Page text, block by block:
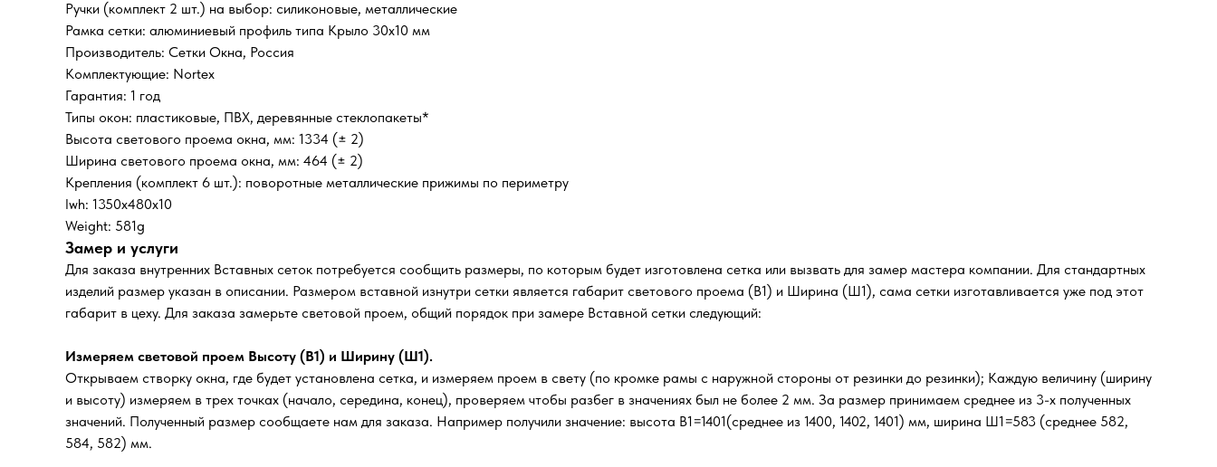
Ручки (комплект 2 шт.) на выбор: силиконовые, металлические
Рамка сетки: алюминиевый профиль типа Крыло 30х10 мм
Производитель: Сетки Окна, Россия
Комплектующие: Nortex
Гарантия: 1 год
Типы окон: пластиковые, ПВХ, деревянные стеклопакеты*
Высота светового проема окна, мм: 1334 (± 2)
Ширина светового проема окна, мм: 464 (± 2)
Крепления (комплект 6 шт.): поворотные металлические прижимы по периметру
lwh: 1350x480x10
Weight: 581g
Замер и услуги
Для заказа внутренних Вставных сеток потребуется сообщить размеры, по которым будет изготовлена сетка или вызвать для замер мастера компании. Для стандартных
изделий размер указан в описании. Размером вставной изнутри сетки является габарит светового проема (В1) и Ширина (Ш1), сама сетки изготавливается уже под этот
габарит в цеху. Для заказа замерьте световой проем, общий порядок при замере Вставной сетки следующий:
Измеряем световой проем Высоту (В1) и Ширину (Ш1).
Открываем створку окна, где будет установлена сетка, и измеряем проем в свету (по кромке рамы с наружной стороны от резинки до резинки); Каждую величину (ширину
и высоту) измеряем в трех точках (начало, середина, конец), проверяем чтобы разбег в значениях был не более 2 мм. За размер принимаем среднее из 3-х полученных
значений. Полученный размер сообщаете нам для заказа. Например получили значение: высота В1=1401(среднее из 1400, 1402, 1401) мм, ширина Ш1=583 (среднее 582,
584, 582) мм.